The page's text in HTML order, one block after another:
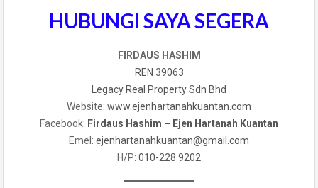
HUBUNGI SAYA SEGERA
FIRDAUS HASHIM
REN 39063
Legacy Real Property Sdn Bhd
Website: www.ejenhartanahkuantan.com
Facebook: Firdaus Hashim – Ejen Hartanah Kuantan
Emel: ejenhartanahkuantan@gmail com
H/P: 010-228 9202